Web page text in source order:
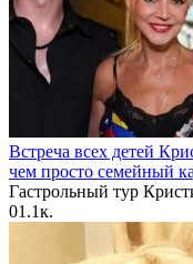
Встреча всех детей
чем просто семейный
Гастрольный тур
01.1к.